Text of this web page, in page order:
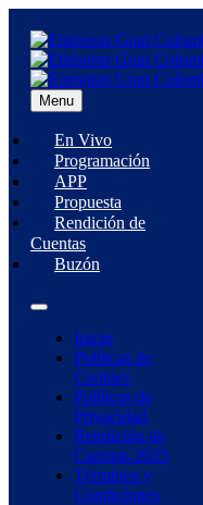
Menu
En Vivo
Programación
APP
Propuesta
Rendición de
Cuentas
Buzón
Inicio
Políticas de
Cookies
Políticas de
Privacidad
Rendición de
Cuentas 2025
Términos y
Condiciones